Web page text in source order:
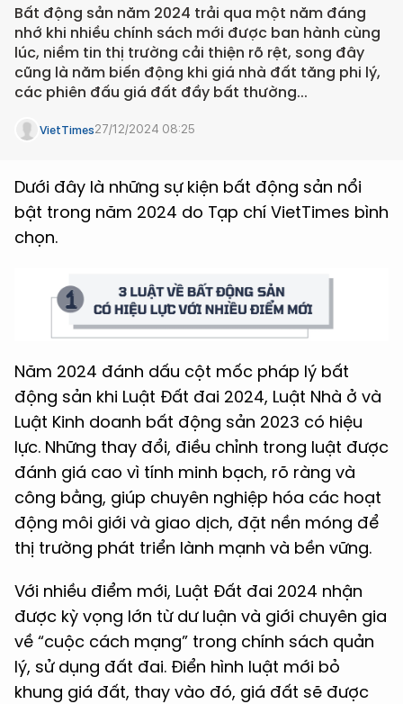
Bất động sản năm 2024 trải qua một năm đáng
nhớ khi nhiều chính sách mới được ban hành cùng
lúc, niềm tin thị trường cải thiện rõ rệt, song đây
cũng là năm biến động khi giá nhà đất tăng phi lý,
các phiên đấu giá đất đầy bất thường...
VietTimes27/12/2024 08:25
Dưới đây là những sự kiện bất động sản nổi
bật trong năm 2024 do Tạp chí VietTimes bình
chọn.
Năm 2024 đánh dấu cột mốc pháp lý bất
động sản khi Luật Đất đai 2024, Luật Nhà ở và
Luật Kinh doanh bất động sản 2023 có hiệu
lực. Những thay đổi, điều chỉnh trong luật được
đánh giá cao vì tính minh bạch, rõ ràng và
công bằng, giúp chuyên nghiệp hóa các hoạt
động môi giới và giao dịch, đặt nền móng để
thị trường phát triển lành mạnh và bền vững.
Với nhiều điểm mới, Luật Đất đai 2024 nhận
được kỳ vọng lớn từ dư luận và giới chuyên gia
về “cuộc cách mạng” trong chính sách quản
lý, sử dụng đất đai. Điển hình luật mới bỏ
khung giá đất, thay vào đó, giá đất sẽ được